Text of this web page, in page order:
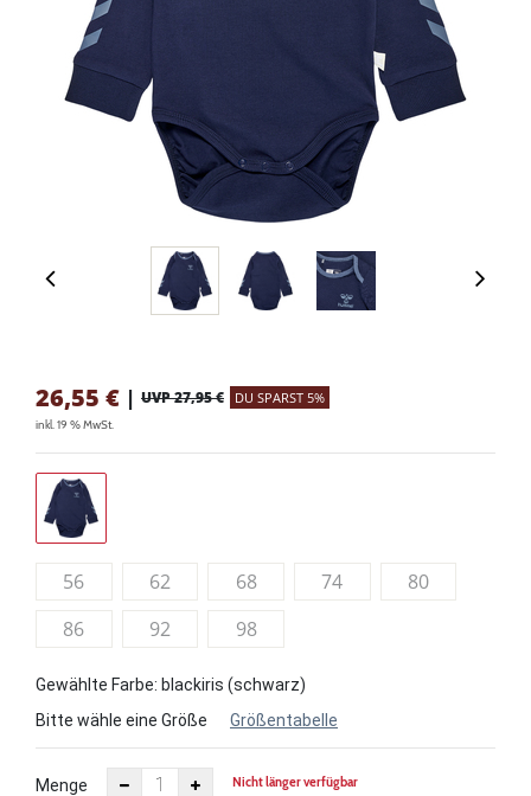
26,55 € | UVP 27,95 € DU SPARST 5%
inkl. 19 % MwSt.
56 62 68 74
80
86
92 98
Gewählte Farbe: blackiris (schwarz)
Bitte wähle eine Größe
Größentabelle
Menge Nicht länger verfügbar